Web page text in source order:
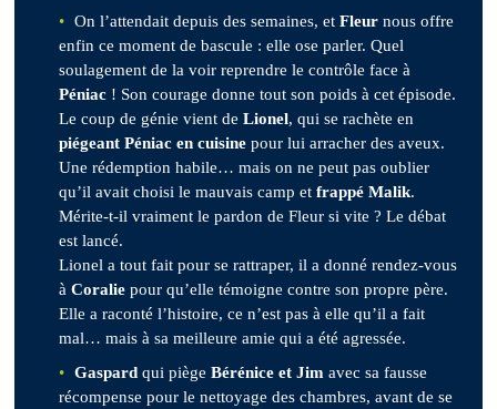
On l’attendait depuis des semaines, etFleur nous offre
enfin ce moment de bascule : elle ose parler. Quel
soulagement de la voir reprendre le contrôle face à
Péniac ! Son courage donne tout son poids à cet épisode.
Le coup de génie vient deLionel, qui se rachète en
piégeant Péniac en cuisine pour lui arracher des aveux.
Une rédemption habile… mais on ne peut pas oublier
qu’il avait choisi le mauvais camp etfrappé Malik.
Mérite-t-il vraiment le pardon de Fleur si vite ? Le débat
est lancé.
Lionel a tout fait pour se rattraper, il a donné rendez-vous
àCoralie pour qu’elle témoigne contre son propre père.
Elle a raconté l’histoire, ce n’est pas à elle qu’il a fait
mal… mais à sa meilleure amie qui a été agressée.
Gaspard qui piègeBérénice et Jim avec sa fausse
récompense pour le nettoyage des chambres, avant de se